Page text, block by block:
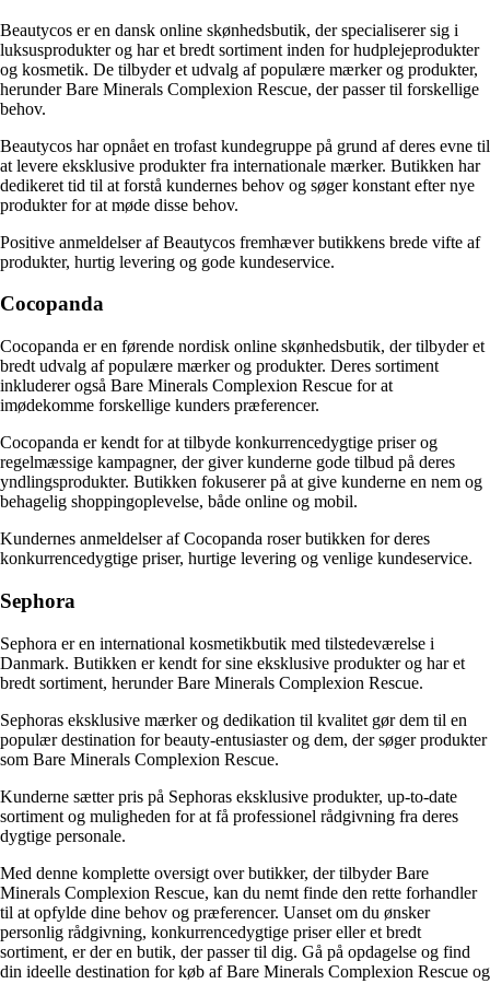
Beautycos er en dansk online skønhedsbutik, der specialiserer sig i
luksusprodukter og har et bredt sortiment inden for hudplejeprodukter
og kosmetik. De tilbyder et udvalg af populære mærker og produkter,
herunder Bare Minerals Complexion Rescue, der passer til forskellige
behov.
Beautycos har opnået en trofast kundegruppe på grund af deres evne til
at levere eksklusive produkter fra internationale mærker. Butikken har
dedikeret tid til at forstå kundernes behov og søger konstant efter nye
produkter for at møde disse behov.
Positive anmeldelser af Beautycos fremhæver butikkens brede vifte af
produkter, hurtig levering og gode kundeservice.
Cocopanda
Cocopanda er en førende nordisk online skønhedsbutik, der tilbyder et
bredt udvalg af populære mærker og produkter. Deres sortiment
inkluderer også Bare Minerals Complexion Rescue for at
imødekomme forskellige kunders præferencer.
Cocopanda er kendt for at tilbyde konkurrencedygtige priser og
regelmæssige kampagner, der giver kunderne gode tilbud på deres
yndlingsprodukter. Butikken fokuserer på at give kunderne en nem og
behagelig shoppingoplevelse, både online og mobil.
Kundernes anmeldelser af Cocopanda roser butikken for deres
konkurrencedygtige priser, hurtige levering og venlige kundeservice.
Sephora
Sephora er en international kosmetikbutik med tilstedeværelse i
Danmark. Butikken er kendt for sine eksklusive produkter og har et
bredt sortiment, herunder Bare Minerals Complexion Rescue.
Sephoras eksklusive mærker og dedikation til kvalitet gør dem til en
populær destination for beauty-entusiaster og dem, der søger produkter
som Bare Minerals Complexion Rescue.
Kunderne sætter pris på Sephoras eksklusive produkter, up-to-date
sortiment og muligheden for at få professionel rådgivning fra deres
dygtige personale.
Med denne komplette oversigt over butikker, der tilbyder Bare
Minerals Complexion Rescue, kan du nemt finde den rette forhandler
til at opfylde dine behov og præferencer. Uanset om du ønsker
personlig rådgivning, konkurrencedygtige priser eller et bredt
sortiment, er der en butik, der passer til dig. Gå på opdagelse og find
din ideelle destination for køb af Bare Minerals Complexion Rescue og